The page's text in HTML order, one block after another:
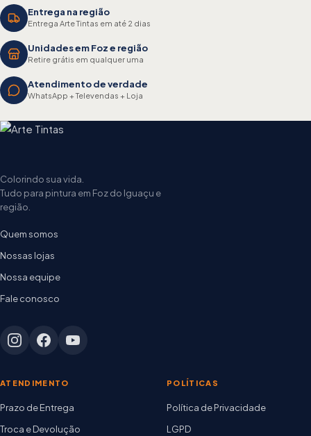
Entrega na região
Entrega Arte Tintas em até 2 dias
Unidades em Foz e região
Retire grátis em qualquer uma
Atendimento de verdade
WhatsApp + Televendas + Loja
Colorindo sua vida.
Tudo para pintura em Foz do Iguaçu e
região.
Quem somos
Nossas lojas
Nossa equipe
Fale conosco
ATENDIMENTO
Prazo de Entrega
Troca e Devolução
POLÍTICAS
Política de Privacidade
LGPD